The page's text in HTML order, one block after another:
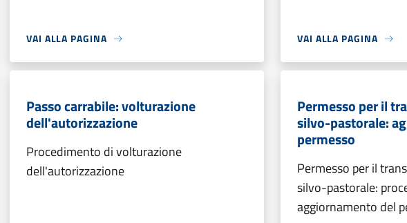
VAI ALLA PAGINA VAI ALLA PAGINA
Passo carrabile: volturazione
dell'autorizzazione
Procedimento di volturazione
dell'autorizzazione
Permesso per il
silvo-pastorale:
permesso
Permesso per il
silvo-pastorale:
aggiornamento del